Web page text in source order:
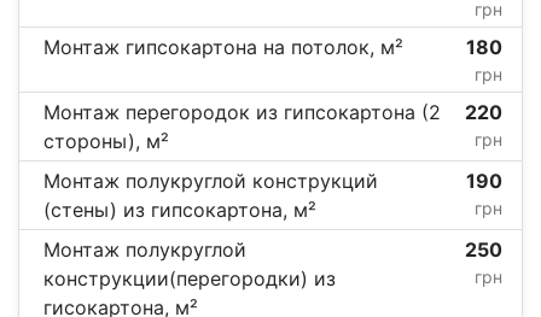
грн
Монтаж гипсокартона на потолок, м² 180
грн
Монтаж перегородок из гипсокартона (2
стороны), м²
220
грн
Монтаж полукруглой конструкций
(стены) из гипсокартона, м²
190
грн
Монтаж полукруглой
конструкции(перегородки) из
гисокартона, м²
250
грн